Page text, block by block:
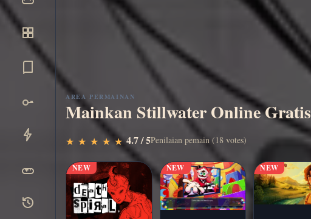
Main
AREA PERMAINAN
Mainkan Stillwater Online Gratis
★
★ ★
★ ★
★ ★
★ ★
★ 4.7 / 5Penilaian pemain (18 votes)
NEW NEW NEW